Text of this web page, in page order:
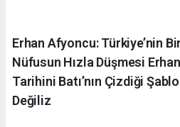
Erhan Afyoncu: Türkiye’nin
Nüfusun Hızla Düşmesi
Tarihini Batı’nın Çizdiği
Değiliz